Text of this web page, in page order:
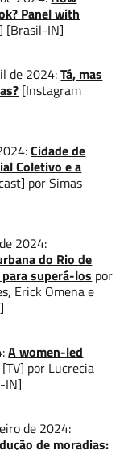
Panel with
[Brasil-IN]
de 2024:Tá, mas
[Instagram
Cidade de
Coletivo e a
por Simas
2024:
do Rio de
superá-los por
Erick Omena e
A women-led
[TV] por Lucrecia
IN]
de 2024:
de moradias: